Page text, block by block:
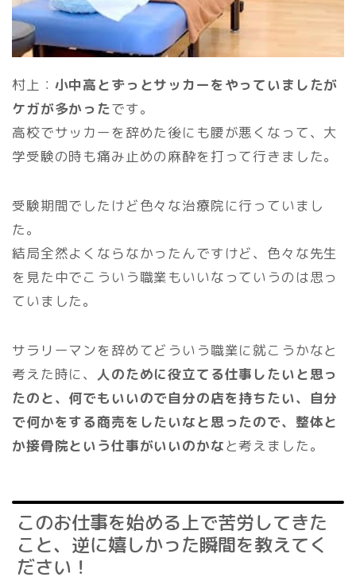
村上： 小中高とずっとサッカーをやっていましたが
ケガが多かったです。
高校でサッカーを辞めた後にも腰が悪くなって、大
学受験の時も痛み止めの麻酔を打って行きました。
受験期間でしたけど色々な治療院に行っていまし
た。
結局全然よくならなかったんですけど、色々な先生
を見た中でこういう職業もいいなっていうのは思っ
ていました。
サラリーマンを辞めてどういう職業に就こうかなと
考えた時に、 人のために役立てる仕事したいと思っ
たのと、何でもいいので自分の店を持ちたい、自分
で何かをする商売をしたいなと思ったので、整体と
か接骨院という仕事がいいのかなと考えました。
このお仕事を始める上で苦労してきた
こと、逆に嬉しかった瞬間を教えてく
ださい！